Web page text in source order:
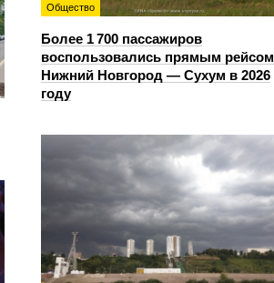
Общество
Более 1 700 пассажиров
воспользовались прямым рейсом
Нижний Новгород — Сухум в 2026
году